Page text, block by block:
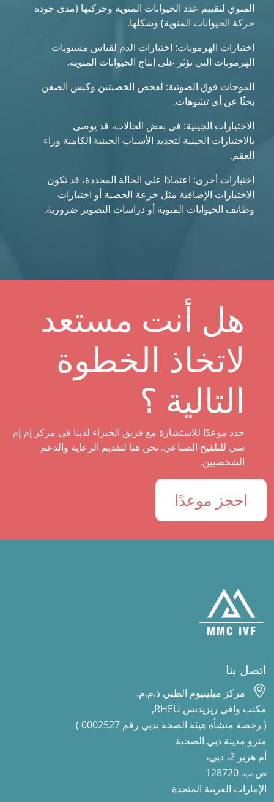
المنوي لتقييم عدد الحيوانات المنوية وحركتها (مدى جودة
حركة الحيوانات المنوية) وشكلها.
اختبارات الهرمونات: اختبارات الدم لقياس مستويات
الهرمونات التي تؤثر على إنتاج الحيوانات المنوية.
الموجات فوق الصوتية: لفحص الخصيتين وكيس الصفن
بحثًا عن أي تشوهات.
الاختبارات الجينية: في بعض الحالات، قد يوصى
بالاختبارات الجينية لتحديد الأسباب الجينية الكامنة وراء
العقم.
اختبارات أخرى: اعتمادًا على الحالة المحددة، قد تكون
الاختبارات الإضافية مثل خزعة الخصية أو اختبارات
وظائف الحيوانات المنوية أو دراسات التصوير ضرورية.
هل أنت مستعد
لاتخاذ الخطوة
التالية ؟
حدد موعدًا للاستشارة مع فريق الخبراء لدينا في مركز إم إم
سي للتلقيح الصناعي. نحن هنا لتقديم الرعاية والدعم
الشخصيين.
احجز موعدًا
اتصل بنا
مركز ميلينيوم الطبي ذ.م.م.
مكتب وافي ريزيدنس RHEU,
( رخصة منشأة هيئة الصحة بدبي رقم 0002527 )
مترو مدينة دبي الصحية
أم هرير 2، دبي،
ص.ب. 128720
الإمارات العربية المتحدة